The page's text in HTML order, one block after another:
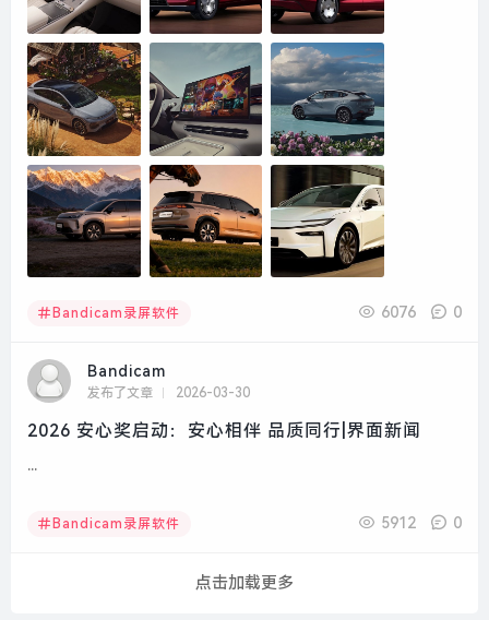
Bandicam录屏软件 6076 0
Bandicam
发布了文章 2026-03-30
2026 安心奖启动：安心相伴 品质同行|界面新闻
...
Bandicam录屏软件 5912 0
点击加载更多